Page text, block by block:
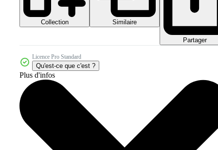
Collection Similaire
Partager
Licence Pro Standard
Qu'est-ce que c'est ?
Plus d'infos